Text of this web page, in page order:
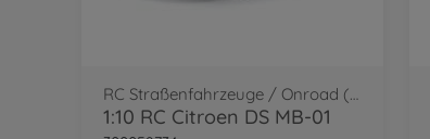
RC Straßenfahrzeuge / Onroad (2WD/4WD)
1:10 RC Citroen DS MB-01